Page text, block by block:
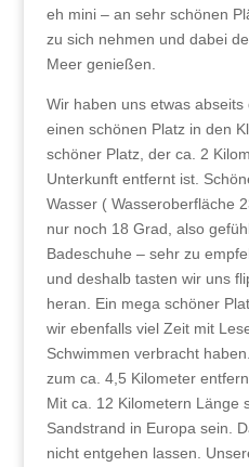
eh mini – an sehr schönen
zu sich nehmen und dabei
Meer genießen.
Wir haben uns etwas
einen schönen Platz in den
schöner Platz, der ca. 2
Unterkunft entfernt ist.
Wasser ( Wasseroberfläche
nur noch 18 Grad, also
Badeschuhe – sehr zu
und deshalb tasten wir uns
heran. Ein mega schöner
wir ebenfalls viel Zeit mit
Schwimmen verbracht
zum ca. 4,5 Kilometer
Mit ca. 12 Kilometern Länge
Sandstrand in Europa sein.
nicht entgehen lassen.